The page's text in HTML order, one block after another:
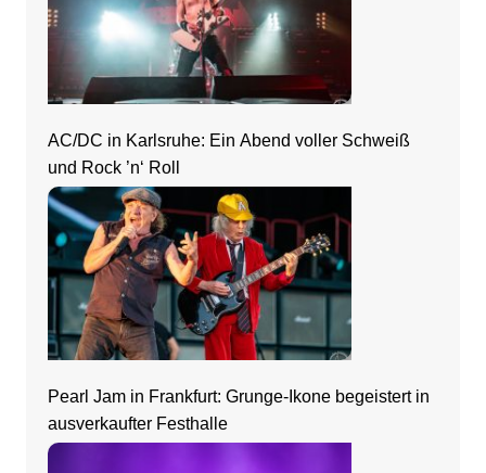
AC/DC in Karlsruhe: Ein Abend voller Schweiß
und Rock ’n‘ Roll
Pearl Jam in Frankfurt: Grunge-Ikone begeistert in
ausverkaufter Festhalle